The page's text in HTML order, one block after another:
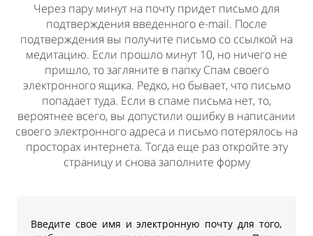
Через пару минут на почту придет письмо для
подтверждения введенного e-mail. После
подтверждения вы получите письмо со ссылкой на
медитацию. Если прошло минут 10, но ничего не
пришло, то загляните в папку Спам своего
электронного ящика. Редко, но бывает, что письмо
попадает туда. Если в спаме письма нет, то,
вероятнее всего, вы допустили ошибку в написании
своего электронного адреса и письмо потерялось на
просторах интернета. Тогда еще раз откройте эту
страницу и снова заполните форму
Введите свое имя и электронную почту для того,